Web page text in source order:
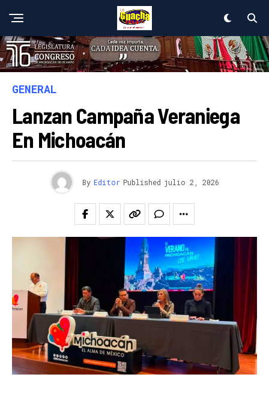
GENERAL
Lanzan Campaña Veraniega
En Michoacán
By Editor Published julio 2, 2026